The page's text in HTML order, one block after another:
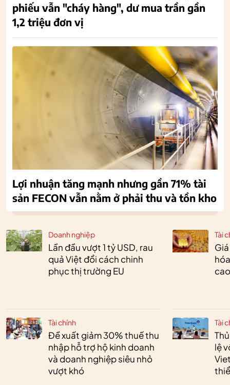
Doanh nghiệp
Lần đầu vượt 1 tỷ USD, rau
quả Việt đổi cách chinh
phục thị trường EU
Tài chính
Đề xuất giảm 30% thuế thu
nhập hỗ trợ hộ kinh doanh
và doanh nghiệp siêu nhỏ
vượt khó
Tài
Tài
lệ
phiếu vẫn "cháy hàng", dư mua trần gần
1,2 triệu đơn vị
Lợi nhuận tăng mạnh nhưng gần 71% tài
sản FECON vẫn nằm ở phải thu và tồn kho